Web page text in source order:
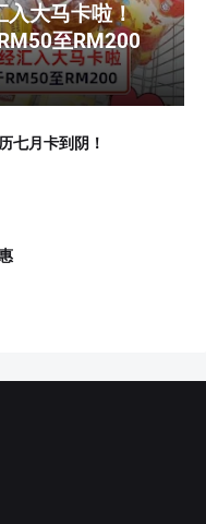
入大马卡啦！
至RM200
七月卡到阴！